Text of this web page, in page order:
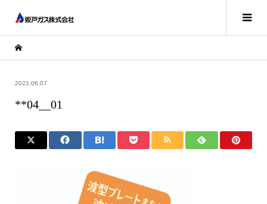
2021.06.07
**04__01